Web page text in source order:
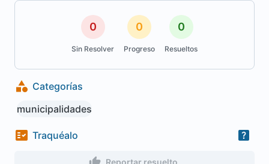
0
Sin Resolver
0
Progreso
0
Resueltos
Categorías
municipalidades
Traquéalo
Reportar resuelto